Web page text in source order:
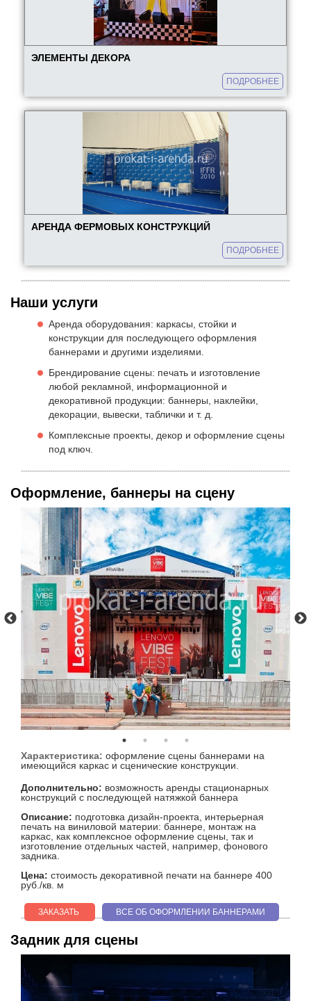
ЭЛЕМЕНТЫ ДЕКОРА
ПОДРОБНЕЕ
АРЕНДА ФЕРМОВЫХ КОНСТРУКЦИЙ
ПОДРОБНЕЕ
Наши услуги
Аренда оборудования: каркасы, стойки и
конструкции для последующего оформления
баннерами и другими изделиями.
Брендирование сцены: печать и изготовление
любой рекламной, информационной и
декоративной продукции: баннеры, наклейки,
декорации, вывески, таблички и т. д.
Комплексные проекты, декор и оформление сцены
под ключ.
Оформление, баннеры на сцену
Характеристика: оформление сцены баннерами на
имеющийся каркас и сценические конструкции.
Дополнительно: возможность аренды стационарных
конструкций с последующей натяжкой баннера
Описание: подготовка дизайн-проекта, интерьерная
печать на виниловой материи: баннере, монтаж на
каркас, как комплексное оформление сцены, так и
изготовление отдельных частей, например, фонового
задника.
Цена: стоимость декоративной печати на баннере 400
руб./кв. м
ЗАКАЗАТЬ ВСЕ ОБ ОФОРМЛЕНИИ БАННЕРАМИ
Задник для сцены